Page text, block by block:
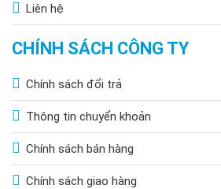
Liên hệ
CHÍNH SÁCH CÔNG TY
Chính sách đổi trả
Thông tin chuyển khoản
Chính sách bán hàng
Chính sách giao hàng